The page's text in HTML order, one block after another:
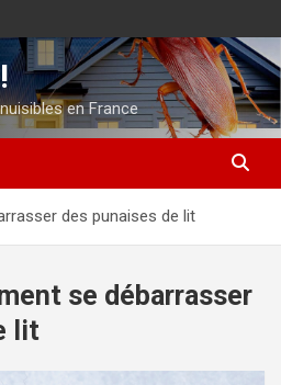
en France
des punaises de lit
se débarrasser
lit